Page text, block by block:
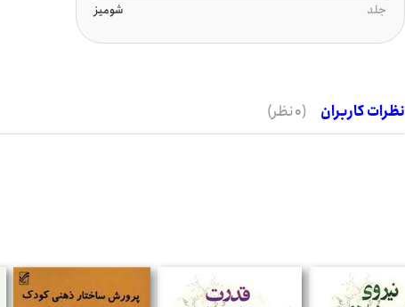
جلد
شومیز
نظرات کاربران (0 نظر)